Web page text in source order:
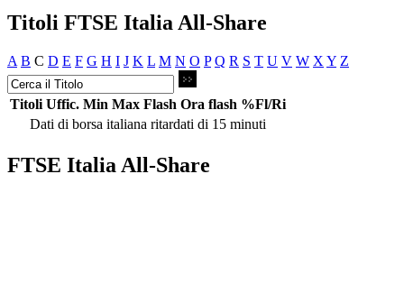
Titoli FTSE Italia All-Share
A B C D E F G H I J K L M N O P Q R S T U V W X Y Z
Titoli Uffic. Min Max Flash Ora flash %Fl/Ri
Dati di borsa italiana ritardati di 15 minuti
FTSE Italia All-Share